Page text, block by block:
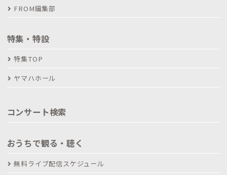
FROM編集部
特集・特設
特集TOP
ヤマハホール
コンサート検索
おうちで観る・聴く
無料ライブ配信スケジュール